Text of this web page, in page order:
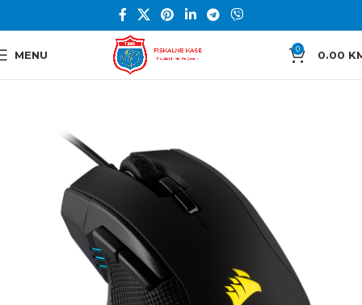
MENU 0 0.00